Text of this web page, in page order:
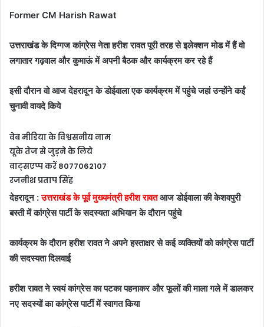
Former CM Harish Rawat
उत्तराखंड के दिग्गज कांग्रेस नेता हरीश रावत पूरी तरह से इलेक्शन मोड में हैं वो
लगातार गढ़वाल और कुमाऊं में अपनी बैठक और कार्यक्रम कर रहे हैं
इसी दौरान वो आज देहरादून के डोईवाला एक कार्यक्रम में पहुंचे जहां उन्होंने कईं
चुनावी वायदे किये
वेब मीडिया के विश्वसनीय नाम
यूके तेज से जुड़ने के लिये
वाट्सएप्प करें 8077062107
रजनीश प्रताप सिंह
देहरादून :उत्तराखंड के पूर्व मुख्यमंत्री हरीश रावतआज डोईवाला की केशवपुरी
बस्ती में कांग्रेस पार्टी के सदस्यता अभियान के दौरान पहुंचे
कार्यक्रम के दौरान हरीश रावत ने अपने हस्ताक्षर से कई व्यक्तियों को कांग्रेस पार्टी
की सदस्यता दिलवाई
हरीश रावत ने स्वयं कांग्रेस का पटका पहनाकर और फूलों की माला गले में डालकर
नए सदस्यों का कांग्रेस पार्टी में स्वागत किया